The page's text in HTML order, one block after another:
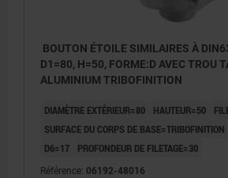
BOUTON ÉTOILE SIMILAIRES À
D1=80, H=50, FORME:D AVEC TROU
ALUMINIUM TRIBOFINITION
DIAMÈTRE EXTÉRIEUR=80 HAUTEUR=50
SURFACE DU CORPS DE BASE=TRIBOFINITION
D6=17
PROFONDEUR DE FILETAGE=30
Référence: 06192-48016